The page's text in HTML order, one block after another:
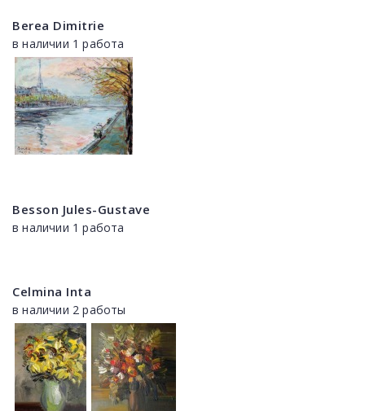
Berea Dimitrie
в наличии 1 работа
Besson Jules-Gustave
в наличии 1 работа
Celmina Inta
в наличии 2 работы